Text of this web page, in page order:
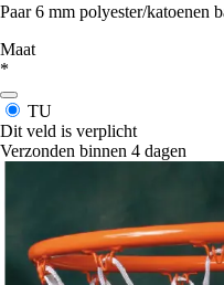
Paar 6 mm polyester/katoenen
Maat
*
TU
Dit veld is verplicht
Verzonden binnen 4 dagen